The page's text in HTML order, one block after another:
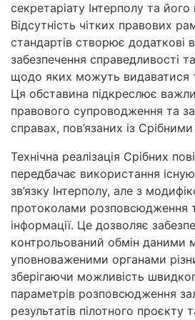
секретаріату Інтерполу та його
Відсутність чітких правових
стандартів створює додаткові
забезпечення справедливості
щодо яких можуть видаватися
Ця обставина підкреслює
правового супроводження та
справах, пов’язаних із
Технічна реалізація Срібних
передбачає використання
зв’язку Інтерполу, але з
протоколами розповсюдження
інформації. Це дозволяє
контрольований обмін даними
уповноваженими органами
зберігаючи можливість
параметрів розповсюдження
результатів пілотного проєкту